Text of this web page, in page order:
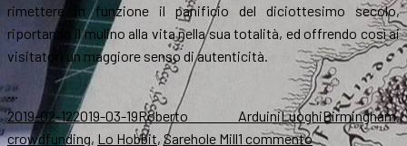
rimettere in funzione il panificio del diciottesimo secolo,
riportando il mulino alla vita nella sua totalità, ed offrendo così ai
visitatori un maggiore senso di autenticità.
…
Scritto
il
2019-02-122019-03-19Autore
Roberto ArduiniCategorie
LuoghiTag
Birmingham,
crowdfunding, Lo Hobbit,Sarehole Mill1 commentosu